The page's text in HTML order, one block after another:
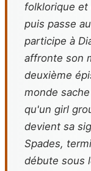
folklorique et
puis passe
participe à
affronte son
deuxième
monde
qu'un girl
devient sa
Spades,
débute sous